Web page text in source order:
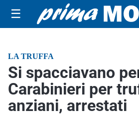
☰
LA TRUFFA
Si spacciavano
Carabinieri per
anziani, arrestati